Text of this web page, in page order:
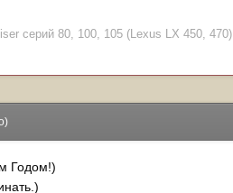
серий 80, 100, 105 (Lexus LX 450, 470)
Годом!)